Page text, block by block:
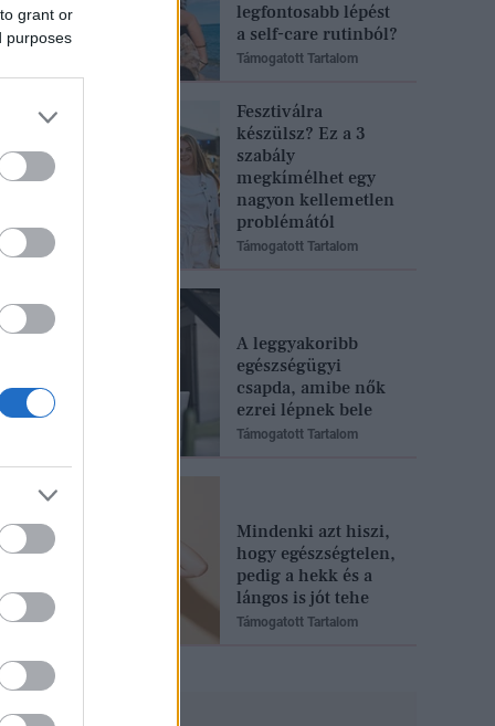
grant or
purposes
legfontosabb lépést
a self-care rutinból?
Támogatott Tartalom
Fesztiválra
készülsz? Ez a 3
szabály
megkímélhet egy
nagyon kellemetlen
problémától
Támogatott Tartalom
A leggyakoribb
egészségügyi
csapda, amibe nők
ezrei lépnek bele
Támogatott Tartalom
Mindenki azt hiszi,
hogy egészségtelen,
pedig a hekk és a
lángos is jót tehe
Támogatott Tartalom